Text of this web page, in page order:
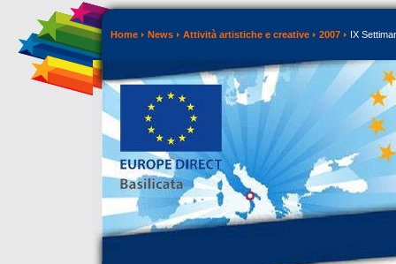
Home News Attività artistiche e creative 2007 IX